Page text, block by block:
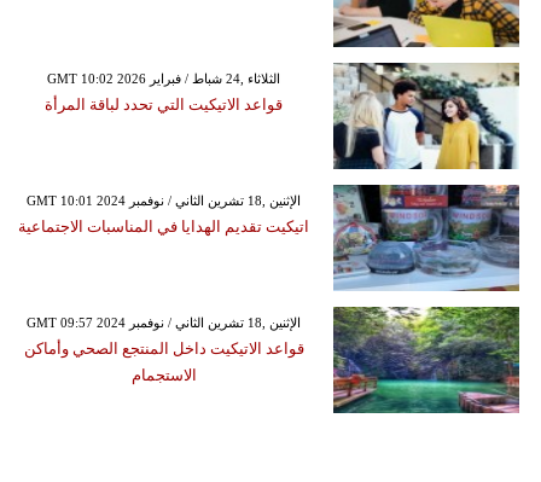
GMT 10:02 2026 الثلاثاء ,24 شباط / فبراير
قواعد الاتيكيت التي تحدد لباقة المرأة
GMT 10:01 2024 الإثنين ,18 تشرين الثاني / نوفمبر
اتيكيت تقديم الهدايا في المناسبات الاجتماعية
GMT 09:57 2024 الإثنين ,18 تشرين الثاني / نوفمبر
قواعد الاتيكيت داخل المنتجع الصحي وأماكن
الاستجمام